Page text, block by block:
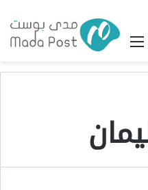
القائمة